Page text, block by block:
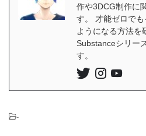
作や3DCG制作に
す。 才能ゼロで
ようになる方法を
Substanceシリー
す。
-